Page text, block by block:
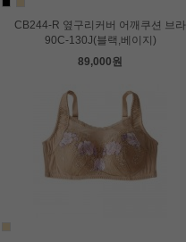
CB244-R 옆구리커버 어깨쿠션 브라
90C-130J(블랙,베이지)
89,000원